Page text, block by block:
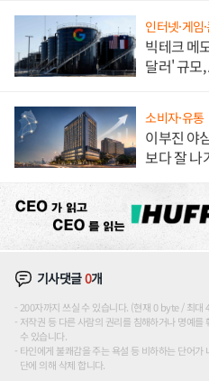
인터넷·게임
빅테크 메
달러' 규모
소비자·유통
이부진 야
보다 잘 나
기사댓글0개
200자까지 쓰실 수 있습니다. (현재 0 byte / 최대
저작권 등 다른 사람의 권리를 침해하거나 명예
수 있습니다.
타인에게 불쾌감을 주는 욕설 등 비하하는 단어
단에 의해 삭제 합니다.